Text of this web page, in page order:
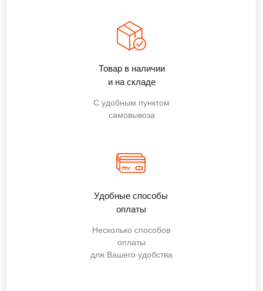
Товар в наличии
и на складе
Удобные способы
оплаты
С удобным пунктом
самовывоза
Несколько способов
оплаты
для Вашего удобства